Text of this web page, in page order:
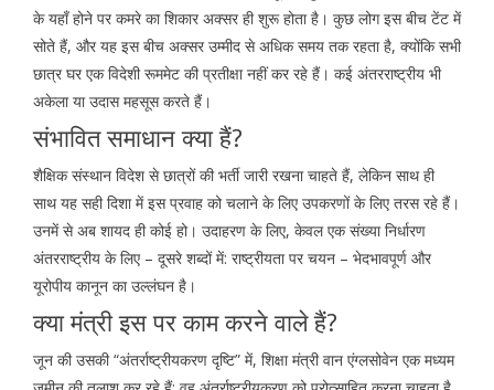
के यहाँ होने पर कमरे का शिकार अक्सर ही शुरू होता है। कुछ लोग इस बीच टेंट में
सोते हैं, और यह इस बीच अक्सर उम्मीद से अधिक समय तक रहता है, क्योंकि सभी
छात्र घर एक विदेशी रूममेट की प्रतीक्षा नहीं कर रहे हैं। कई अंतरराष्ट्रीय भी
अकेला या उदास महसूस करते हैं।
संभावित समाधान क्या हैं?
शैक्षिक संस्थान विदेश से छात्रों की भर्ती जारी रखना चाहते हैं, लेकिन साथ ही
साथ यह सही दिशा में इस प्रवाह को चलाने के लिए उपकरणों के लिए तरस रहे हैं।
उनमें से अब शायद ही कोई हो। उदाहरण के लिए, केवल एक संख्या निर्धारण
अंतरराष्ट्रीय के लिए – दूसरे शब्दों में: राष्ट्रीयता पर चयन – भेदभावपूर्ण और
यूरोपीय कानून का उल्लंघन है।
क्या मंत्री इस पर काम करने वाले हैं?
जून की उसकी “अंतर्राष्ट्रीयकरण दृष्टि” में, शिक्षा मंत्री वान एंग्लसोवेन एक मध्यम